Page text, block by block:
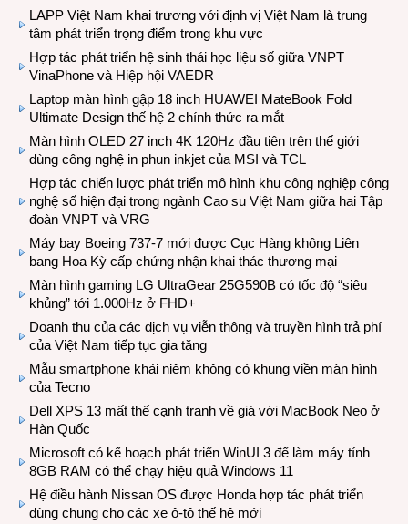
LAPP Việt Nam khai trương với định vị Việt Nam là trung
tâm phát triển trọng điểm trong khu vực
Hợp tác phát triển hệ sinh thái học liệu số giữa VNPT
VinaPhone và Hiệp hội VAEDR
Laptop màn hình gập 18 inch HUAWEI MateBook Fold
Ultimate Design thế hệ 2 chính thức ra mắt
Màn hình OLED 27 inch 4K 120Hz đầu tiên trên thế giới
dùng công nghệ in phun inkjet của MSI và TCL
Hợp tác chiến lược phát triển mô hình khu công nghiệp công
nghệ số hiện đại trong ngành Cao su Việt Nam giữa hai Tập
đoàn VNPT và VRG
Máy bay Boeing 737-7 mới được Cục Hàng không Liên
bang Hoa Kỳ cấp chứng nhận khai thác thương mại
Màn hình gaming LG UltraGear 25G590B có tốc độ “siêu
khủng” tới 1.000Hz ở FHD+
Doanh thu của các dịch vụ viễn thông và truyền hình trả phí
của Việt Nam tiếp tục gia tăng
Mẫu smartphone khái niệm không có khung viền màn hình
của Tecno
Dell XPS 13 mất thế cạnh tranh về giá với MacBook Neo ở
Hàn Quốc
Microsoft có kế hoạch phát triển WinUI 3 để làm máy tính
8GB RAM có thể chạy hiệu quả Windows 11
Hệ điều hành Nissan OS được Honda hợp tác phát triển
dùng chung cho các xe ô-tô thế hệ mới